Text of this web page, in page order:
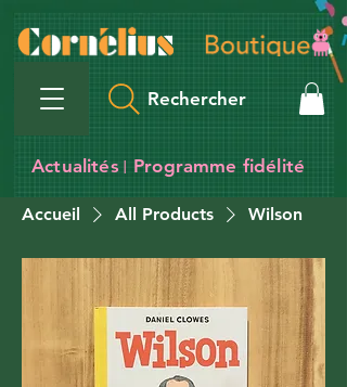
Rechercher
Programme fidélité
Actualités I
Accueil All Products Wilson